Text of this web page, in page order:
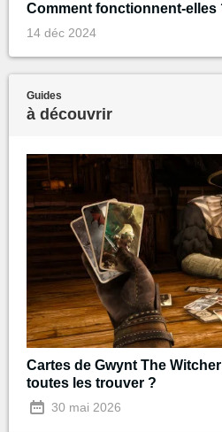
Comment fonctionnent-elles
14 déc 2024
Guides
à découvrir
Cartes de Gwynt The
toutes les trouver ?
30 mai 2026